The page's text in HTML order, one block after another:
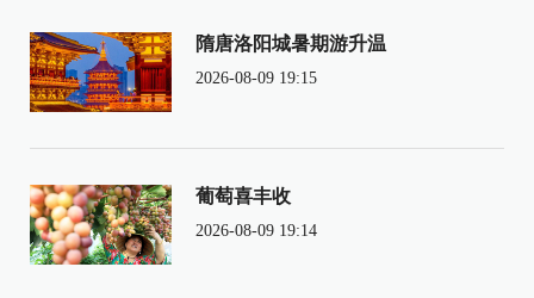
隋唐洛阳城暑期游升温
2026-08-09 19:15
葡萄喜丰收
2026-08-09 19:14